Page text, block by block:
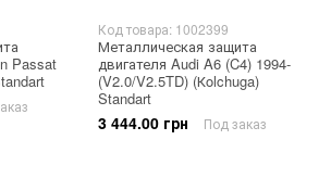
Passat
Код товара: 1002399
Металлическая защита
двигателя Audi A6 (C4) 1994-
(V2.0/V2.5TD) (Кolchuga)
Standart
3 444.00 грн Под заказ